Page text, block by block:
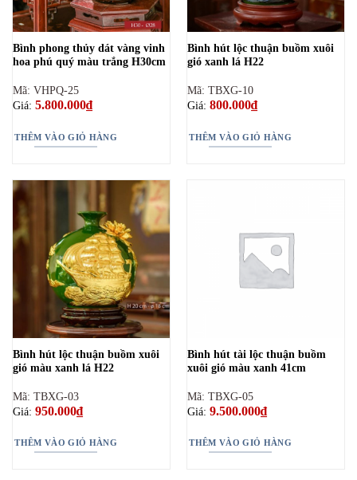
Bình phong thủy dát vàng vinh
hoa phú quý màu trắng H30cm
Mã: VHPQ-25
Giá: 5.800.000₫
THÊM VÀO GIỎ HÀNG
Bình hút lộc thuận buồm xuôi
gió xanh lá H22
Mã: TBXG-10
Giá: 800.000₫
THÊM VÀO GIỎ HÀNG
Bình hút lộc thuận buồm xuôi
gió màu xanh lá H22
Mã: TBXG-03
Giá: 950.000₫
THÊM VÀO GIỎ HÀNG
Bình hút tài lộc thuận buồm
xuôi gió màu xanh 41cm
Mã: TBXG-05
Giá: 9.500.000₫
THÊM VÀO GIỎ HÀNG